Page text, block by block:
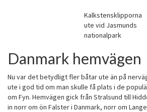
Kalkstensklipporna
ute vid Jasmunds
nationalpark
Danmark hemvägen
Nu var det betydligt fler båtar ute än på
ute i god tid om man skulle få plats i de
om Fyn. Hemvägen gick från Stralsund till
in norr om ön Falster i Danmark, norr om